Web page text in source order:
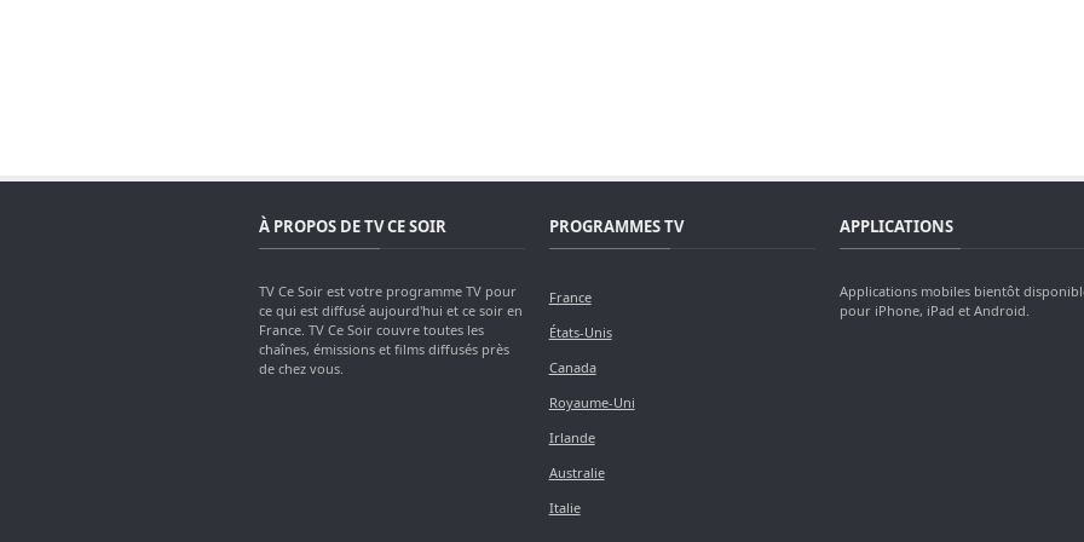
À PROPOS DE TV CE SOIR
TV Ce Soir est votre programme TV pour
ce qui est diffusé aujourd'hui et ce soir en
France. TV Ce Soir couvre toutes les
chaînes, émissions et films diffusés près
de chez vous.
PROGRAMMES TV
France
États-Unis
Canada
Royaume-Uni
Irlande
Australie
Italie
APPLICATIONS
Applications mobiles bientôt
pour iPhone, iPad et Android.